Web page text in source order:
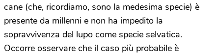
cane (che, ricordiamo, sono la medesima specie) è
presente da millenni e non ha impedito la
sopravvivenza del lupo come specie selvatica.
Occorre osservare che il caso più probabile è